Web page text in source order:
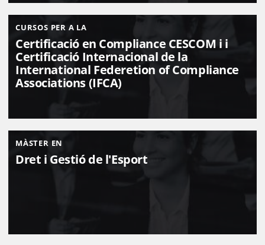
CURSOS PER A LA
Certificació en Compliance CESCOM i i
Certificació Internacional de la
International Federetion of Compliance
Associations (IFCA)
MÀSTER EN
Dret i Gestió de l'Esport